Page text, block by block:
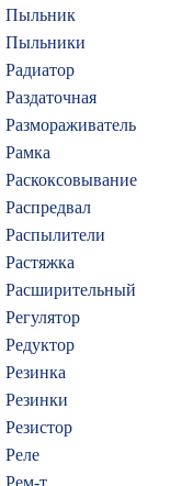
Пыльник
Пыльники
Радиатор
Раздаточная
Размораживатель
Рамка
Раскоксовывание
Распредвал
Распылители
Растяжка
Расширительный
Регулятор
Редуктор
Резинка
Резинки
Резистор
Реле
Рем-т